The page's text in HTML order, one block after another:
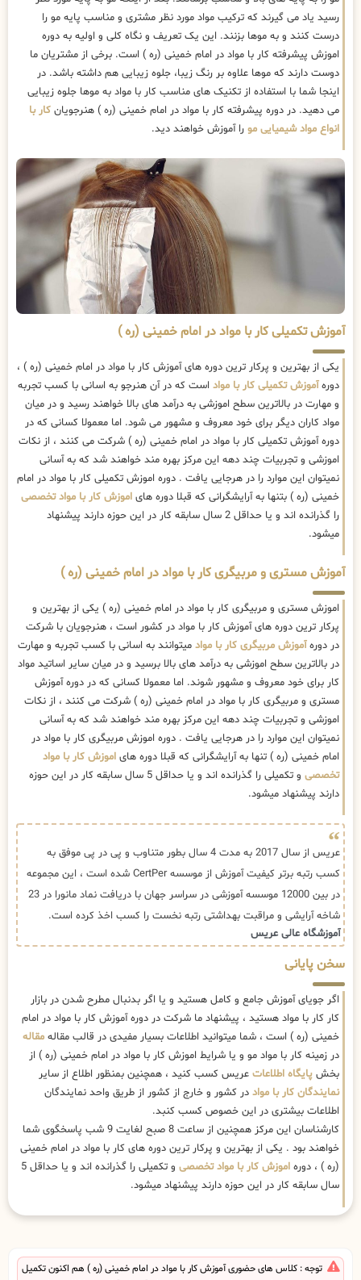
رسید یاد می گیرند که ترکیب مواد مورد نظر مشتری و مناسب پایه مو را
درست کنند و به موها بزنند. این یک تعریف و نگاه کلی و اولیه به دوره
اموزش پیشرفته کار با مواد در امام خمینی (ره ) است. برخی از مشتریان ما
دوست دارند که موها علاوه بر رنگ زیبا، جلوه زیبایی هم داشته باشد. در
اینجا شما با استفاده از تکنیک های مناسب کار با مواد به موها جلوه زیبایی
می دهید. در دوره پیشرفته کار با مواد در امام خمینی (ره ) هنرجویان کار با
انواع مواد شیمیایی مو را آموزش خواهند دید.
آموزش تکمیلی کار با مواد در امام خمینی (ره )
یکی از بهترین و پرکار ترین دوره های آموزش کار با مواد در امام خمینی (ره ) ،
دورهآموزش تکمیلی کار با مواد است که در آن هنرجو به اسانی با کسب تجربه
و مهارت در بالاترین سطح اموزشی به درآمد های بالا خواهند رسید و در میان
مواد کاران دیگر برای خود معروف و مشهور می شود. اما معمولا کسانی که در
دوره آموزش تکمیلی کار با مواد در امام خمینی (ره ) شرکت می کنند ، از نکات
اموزشی و تجربیات چند دهه این مرکز بهره مند خواهند شد که به آسانی
نمیتوان این موارد را در هرجایی یافت . دوره اموزش تکمیلی کار با مواد در امام
خمینی (ره ) بتنها به آرایشگرانی که قبلا دوره های اموزش کار با مواد تخصصی
را گذرانده اند و یا حداقل 2 سال سابقه کار در این حوزه دارند پیشنهاد
میشود.
آموزش مستری و مربیگری کار با مواد در امام خمینی (ره )
اموزش مستری و مربیگری کار با مواد در امام خمینی (ره ) یکی از بهترین و
پرکار ترین دوره های آموزش کار با مواد در کشور است ، هنرجویان با شرکت
در دورهآموزش مربیگری کار با مواد میتوانند به اسانی با کسب تجربه و مهارت
در بالاترین سطح اموزشی به درآمد های بالا برسید و در میان سایر اساتید مواد
کار برای خود معروف و مشهور شوند. اما معمولا کسانی که در دوره آموزش
مستری و مربیگری کار با مواد در امام خمینی (ره ) شرکت می کنند ، از نکات
اموزشی و تجربیات چند دهه این مرکز بهره مند خواهند شد که به آسانی
نمیتوان این موارد را در هرجایی یافت . دوره اموزش مربیگری کار با مواد در
امام خمینی (ره ) تنها به آرایشگرانی که قبلا دوره های اموزش کار با مواد
تخصصی
و تکمیلی را گذرانده اند و یا حداقل 5 سال سابقه کار در این حوزه
دارند پیشنهاد میشود.
عریس از سال 2017 به مدت 4 سال بطور متناوب و پی در پی موفق به
کسب رتبه برتر کیفیت آموزش از موسسه CertPer شده است ، این مجموعه
در بین 12000 موسسه آموزشی در سراسر جهان با دریافت نماد مانورا در 23
شاخه آرایشی و مراقبت بهداشتی رتبه نخست را کسب اخذ کرده است.
آموزشگاه عالی عریس
سخن پایانی
اگر جویای آموزش جامع و کامل هستید و یا اگر بدنبال مطرح شدن در بازار
کار کار با مواد هستید ، پیشنهاد ما شرکت در دوره آموزش کار با مواد در امام
خمینی (ره ) است ، شما میتوانید اطلاعات بسیار مفیدی در قالب مقاله مقاله
در زمینه کار با مواد مو و یا شرایط اموزش کار با مواد در امام خمینی (ره ) از
بخش پایگاه اطلاعات عریس کسب کنید ، همچنین بمنظور اطلاع از سایر
نمایندگان کار با مواد در کشور و خارج از کشور از طریق واحد نمایندگان
اطلاعات بیشتری در این خصوص کسب کنبد.
کارشناسان این مرکز همچنین از ساعت 8 صبح لغایت 9 شب پاسخگوی شما
خواهند بود . یکی از بهترین و پرکار ترین دوره های کار با مواد در امام خمینی
(ره ) ، دوره اموزش کار با مواد تخصصی
و تکمیلی را گذرانده اند و یا حداقل 5
سال سابقه کار در این حوزه دارند پیشنهاد میشود.
توجه : کلاس های حضوری آموزش کار با مواد در امام خمینی (ره ) هم اکنون تکمیل